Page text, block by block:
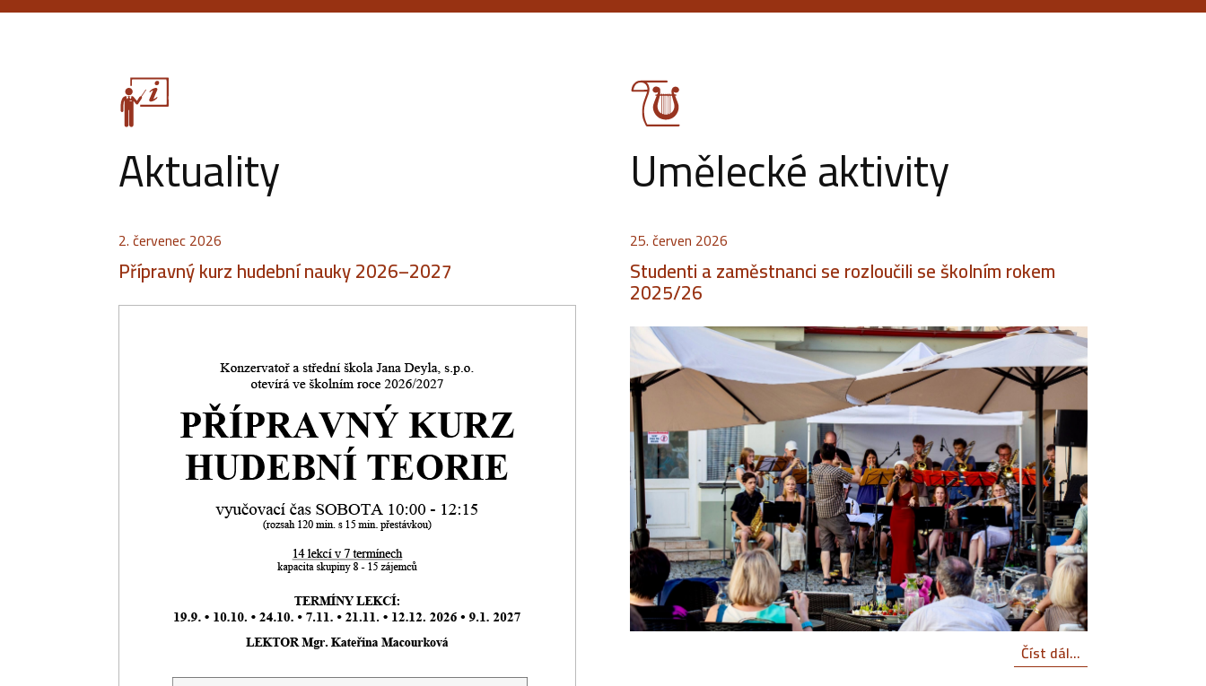
Aktuality
2. červenec 2026
Přípravný kurz hudební nauky 2026–2027
Umělecké aktivity
25. červen 2026
Studenti a zaměstnanci se rozloučili se školním rokem
2025/26
Číst dál...